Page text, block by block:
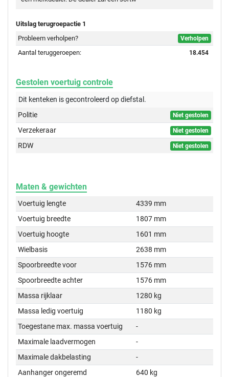
Uitslag terugroepactie 1
Probleem verholpen?
Verholpen
Aantal teruggeroepen: 18.454
Gestolen voertuig controle
Dit kenteken is gecontroleerd opdiefstal.
Politie
Niet gestolen
Verzekeraar Niet gestolen
RDW Niet gestolen
Maten & gewichten
Voertuig lengte
4339 mm
Voertuig breedte
1807 mm
Voertuig hoogte
1601 mm
Wielbasis
2638 mm
Spoorbreedte voor
1576 mm
Spoorbreedte achter
1576 mm
Massa rijklaar
1280 kg
Massa ledig voertuig
1180 kg
Toegestane max. massa voertuig
-
Maximale laadvermogen
-
Maximale dakbelasting
-
Aanhanger ongeremd
640 kg